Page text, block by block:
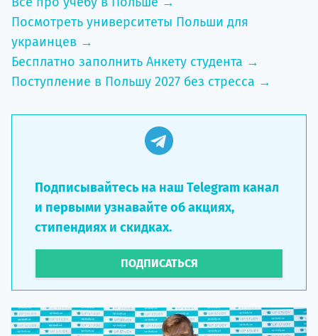
Посмотреть университеты Польши для
украинцев →
Бесплатно заполнить Анкету студента →
Поступление в Польшу 2027 без стресса →
Подписывайтесь на наш Telegram канал
и первыми узнавайте об акциях,
стипендиях и скидках.
ПОДПИСАТЬСЯ